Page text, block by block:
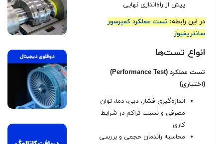
پیش از راه‌اندازی نهایی
در این رابطه: تست عملکرد کمپرسور
سانتریفیوژ
انواع تست‌ها
تست عملکرد (Performance Test)
(اختیاری)
اندازه‌گیری فشار، دبی، دما، توان
مصرفی و نسبت تراکم در شرایط
کاری
محاسبه راندمان حجمی و بررسی